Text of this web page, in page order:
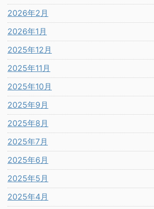
2026年2月
2026年1月
2025年12月
2025年11月
2025年10月
2025年9月
2025年8月
2025年7月
2025年6月
2025年5月
2025年4月